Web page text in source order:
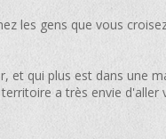
les gens que vous
et qui plus est dans une
a très envie